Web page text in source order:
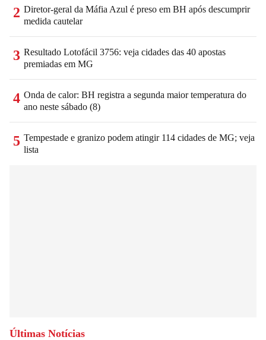
2 Diretor-geral da Máfia Azul é preso em BH após descumprir
medida cautelar
3 Resultado Lotofácil 3756: veja cidades das 40 apostas
premiadas em MG
4 Onda de calor: BH registra a segunda maior temperatura do
ano neste sábado (8)
5 Tempestade e granizo podem atingir 114 cidades de MG; veja
lista
Últimas Notícias